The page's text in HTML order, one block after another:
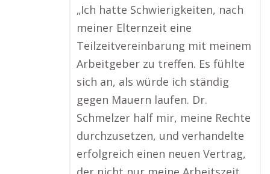
„Ich hatte Schwierigkeiten, nach
meiner Elternzeit eine
Teilzeitvereinbarung mit meinem
Arbeitgeber zu treffen. Es fühlte
sich an, als würde ich ständig
gegen Mauern laufen. Dr.
Schmelzer half mir, meine Rechte
durchzusetzen, und verhandelte
erfolgreich einen neuen Vertrag,